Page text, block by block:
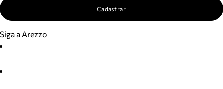
Cadastrar
Siga a Arezzo